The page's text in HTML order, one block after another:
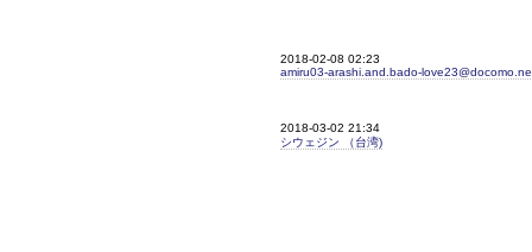
2018-02-08 02:23
amiru03-arashi.and.bado-
2018-03-02 21:34
シウェジン （台湾)